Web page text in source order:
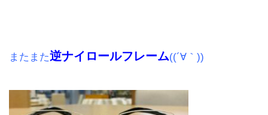
サービス
Service
フレーム
Frame
またまた逆ナイロールフレーム((´∀｀))